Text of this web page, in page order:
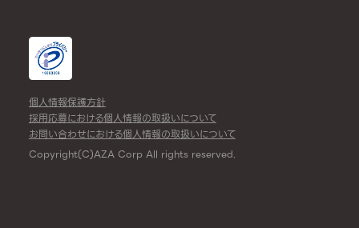
個人情報保護方針
採用応募における個人情報の取扱いについて
お問い合わせにおける個人情報の取扱いについて
Copyright(C)AZA Corp All rights reserved.